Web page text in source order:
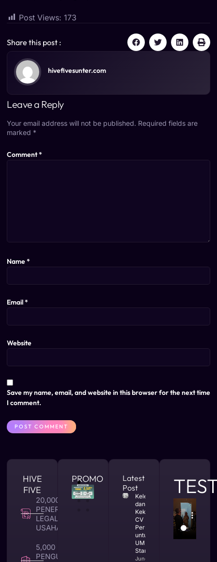
Post Views: 173
Share this post :
hivefivesunter.com
Leave a Reply
Your email address will not be published. Required fields are
marked *
Comment*
Name*
Email*
Website
Save my name, email, and website in this browser for the next time
I comment.
HIVE
FIVE
20,000 +
PENERBITAN
LEGALITAS
USAHA
5,000 +
PENGUNA
PROMO
Latest
Post
Kelebihan
dan
Kekurangan
CV
Perusahaan
untuk
UMKM dan
Startup
June 25,